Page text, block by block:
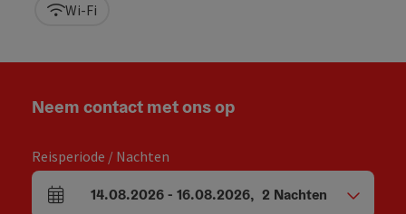
Wi-Fi
Neem contact met ons op
Reisperiode / Nachten
Velden voor aankomst en vertrek
14.08.2026- 16.08.2026, 2 Nachten